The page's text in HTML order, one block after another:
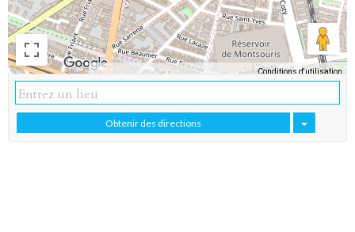
Données cartographiques
Conditions d'utilisation
Obtenir des directions